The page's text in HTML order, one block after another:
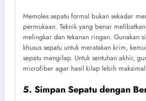
Memoles sepatu formal bukan sekadar
permukaan. Teknik yang benar
melingkar dan tekanan ringan. Gunakan
khusus sepatu untuk meratakan krim,
sepatu mengilap. Untuk sentuhan akhir,
microfiber agar hasil kilap lebih
5. Simpan Sepatu dengan